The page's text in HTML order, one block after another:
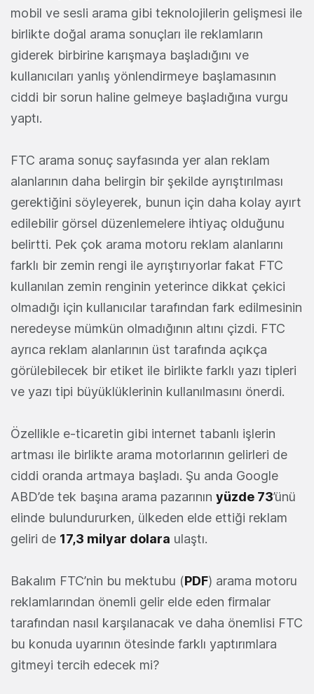
mobil ve sesli arama gibi teknolojilerin gelişmesi ile
birlikte doğal arama sonuçları ile reklamların
giderek birbirine karışmaya başladığını ve
kullanıcıları yanlış yönlendirmeye başlamasının
ciddi bir sorun haline gelmeye başladığına vurgu
yaptı.
FTC arama sonuç sayfasında yer alan reklam
alanlarının daha belirgin bir şekilde ayrıştırılması
gerektiğini söyleyerek, bunun için daha kolay ayırt
edilebilir görsel düzenlemelere ihtiyaç olduğunu
belirtti. Pek çok arama motoru reklam alanlarını
farklı bir zemin rengi ile ayrıştırıyorlar fakat FTC
kullanılan zemin renginin yeterince dikkat çekici
olmadığı için kullanıcılar tarafından fark edilmesinin
neredeyse mümkün olmadığının altını çizdi. FTC
ayrıca reklam alanlarının üst tarafında açıkça
görülebilecek bir etiket ile birlikte farklı yazı tipleri
ve yazı tipi büyüklüklerinin kullanılmasını önerdi.
Özellikle e-ticaretin gibi internet tabanlı işlerin
artması ile birlikte arama motorlarının gelirleri de
ciddi oranda artmaya başladı. Şu anda Google
ABD’de tek başına arama pazarının yüzde 73’ünü
elinde bulundururken, ülkeden elde ettiği reklam
geliri de 17,3 milyar dolara ulaştı.
Bakalım FTC’nin bu mektubu (PDF) arama motoru
reklamlarından önemli gelir elde eden firmalar
tarafından nasıl karşılanacak ve daha önemlisi FTC
bu konuda uyarının ötesinde farklı yaptırımlara
gitmeyi tercih edecek mi?